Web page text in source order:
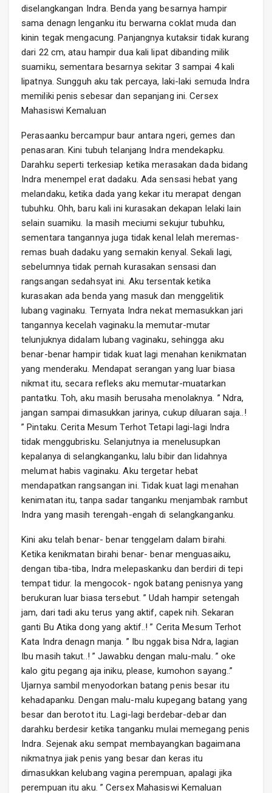
diselangkangan Indra. Benda yang besarnya hampir
sama denagn lenganku itu berwarna coklat muda dan
kinin tegak mengacung. Panjangnya kutaksir tidak kurang
dari 22 cm, atau hampir dua kali lipat dibanding milik
suamiku, sementara besarnya sekitar 3 sampai 4 kali
lipatnya. Sungguh aku tak percaya, laki-laki semuda Indra
memiliki penis sebesar dan sepanjang ini. Cersex
Mahasiswi Kemaluan
Perasaanku bercampur baur antara ngeri, gemes dan
penasaran. Kini tubuh telanjang Indra mendekapku.
Darahku seperti terkesiap ketika merasakan dada bidang
Indra menempel erat dadaku. Ada sensasi hebat yang
melandaku, ketika dada yang kekar itu merapat dengan
tubuhku. Ohh, baru kali ini kurasakan dekapan lelaki lain
selain suamiku. Ia masih meciumi sekujur tubuhku,
sementara tangannya juga tidak kenal lelah meremas-
remas buah dadaku yang semakin kenyal. Sekali lagi,
sebelumnya tidak pernah kurasakan sensasi dan
rangsangan sedahsyat ini. Aku tersentak ketika
kurasakan ada benda yang masuk dan menggelitik
lubang vaginaku. Ternyata Indra nekat memasukkan jari
tangannya kecelah vaginaku.Ia memutar-mutar
telunjuknya didalam lubang vaginaku, sehingga aku
benar-benar hampir tidak kuat lagi menahan kenikmatan
yang menderaku. Mendapat serangan yang luar biasa
nikmat itu, secara refleks aku memutar-muatarkan
pantatku. Toh, aku masih berusaha menolaknya. ” Ndra,
jangan sampai dimasukkan jarinya, cukup diluaran saja..!
” Pintaku. Cerita Mesum Terhot Tetapi lagi-lagi Indra
tidak menggubrisku. Selanjutnya ia menelusupkan
kepalanya di selangkanganku, lalu bibir dan lidahnya
melumat habis vaginaku. Aku tergetar hebat
mendapatkan rangsangan ini. Tidak kuat lagi menahan
kenimatan itu, tanpa sadar tanganku menjambak rambut
Indra yang masih terengah-engah di selangkanganku.
Kini aku telah benar- benar tenggelam dalam birahi.
Ketika kenikmatan birahi benar- benar menguasaiku,
dengan tiba-tiba, Indra melepaskanku dan berdiri di tepi
tempat tidur. Ia mengocok- ngok batang penisnya yang
berukuran luar biasa tersebut. ” Udah hampir setengah
jam, dari tadi aku terus yang aktif, capek nih. Sekaran
ganti Bu Atika dong yang aktif..! ” Cerita Mesum Terhot
Kata Indra denagn manja. ” Ibu nggak bisa Ndra, lagian
Ibu masih takut..! ” Jawabku dengan malu-malu. ” oke
kalo gitu pegang aja iniku, please, kumohon sayang..”
Ujarnya sambil menyodorkan batang penis besar itu
kehadapanku. Dengan malu-malu kupegang batang yang
besar dan berotot itu. Lagi-lagi berdebar-debar dan
darahku berdesir ketika tanganku mulai memegang penis
Indra. Sejenak aku sempat membayangkan bagaimana
nikmatnya jiak penis yang besar dan keras itu
dimasukkan kelubang vagina perempuan, apalagi jika
perempuan itu aku. ” Cersex Mahasiswi Kemaluan